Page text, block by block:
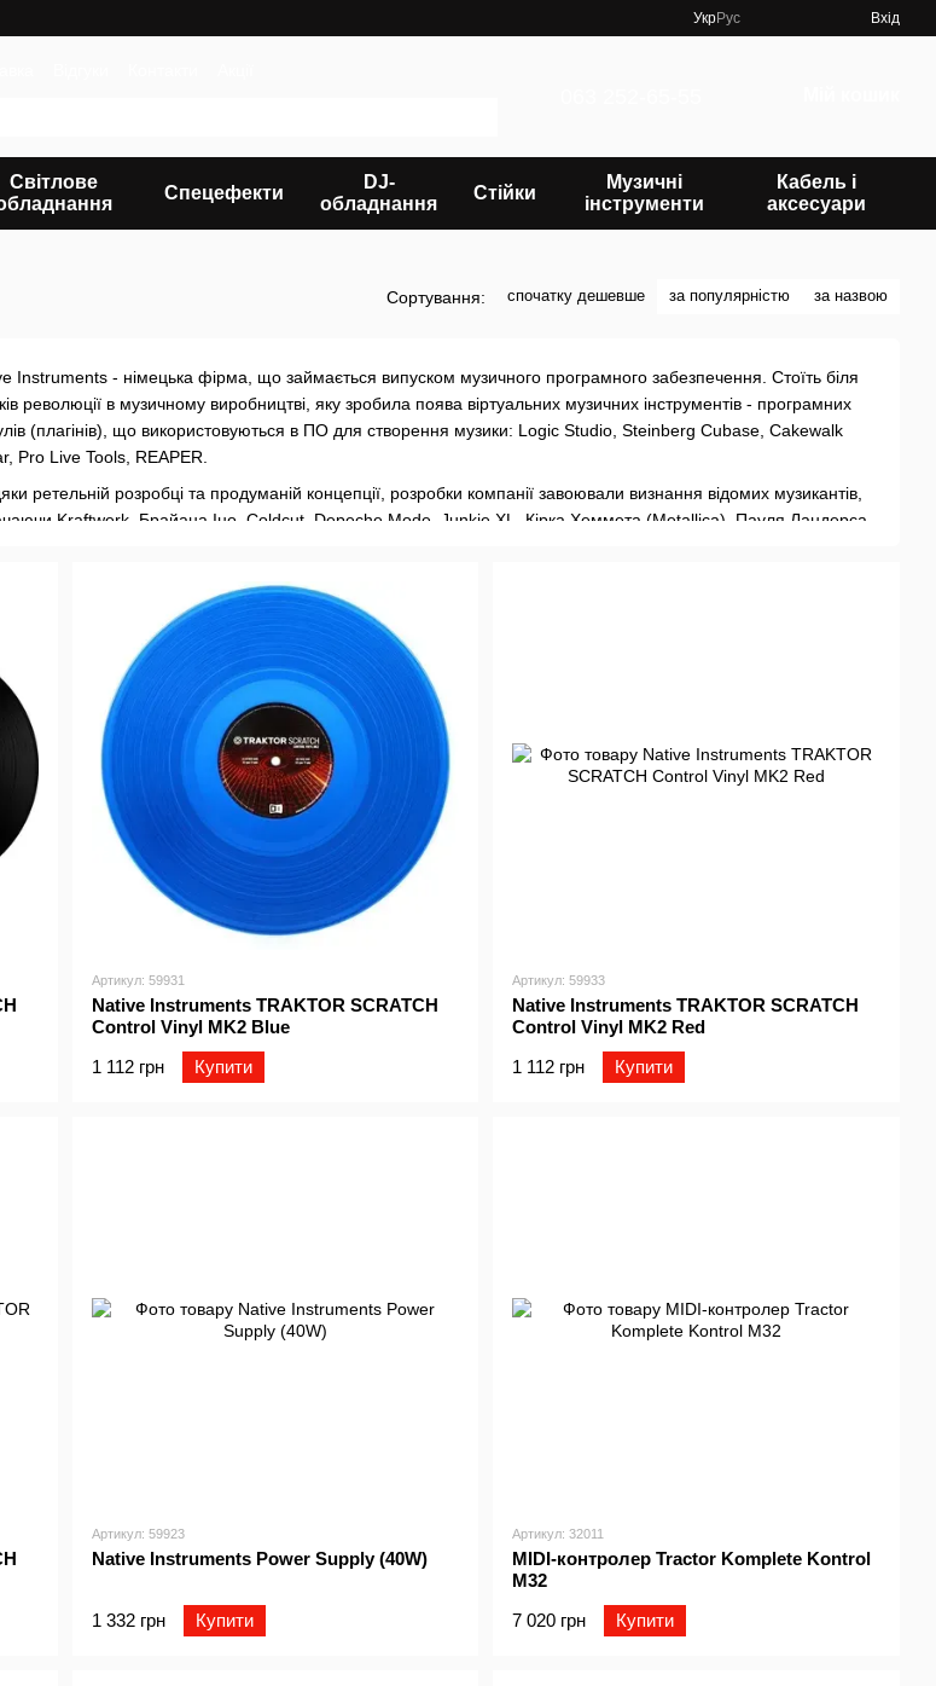
УкрРус Вхід
Світлове
Спецефекти
DJ-
обладнання
Стійки
Музичні
інструменти
Кабель і
аксесуари
Сортування: спочатку дешевше за популярністю за назвою
Instruments - німецька фірма, що займається випуском музичного програмного забезпечення. Стоїть біля
революції в музичному виробництві, яку зробила поява віртуальних музичних інструментів - програмних
(плагінів), що використовуються в ПО для створення музики: Logic Studio, Steinberg Cubase, Cakewalk
Pro Live Tools, REAPER.
ретельній розробці та продуманій концепції, розробки компанії завоювали визнання відомих музикантів,
Kraftwerk, Брайана Іно, Coldcut, Depeche Mode, Junkie XL, Кірка Хеммета (Metallica), Пауля Ландерса
Артикул: 59931
Native Instruments TRAKTOR SCRATCH
Control Vinyl MK2 Blue
1 112 грн
Купити
Артикул: 59933
Native Instruments TRAKTOR SCRATCH
Control Vinyl MK2 Red
1 112 грн
Купити
Артикул: 59923
Native Instruments Power Supply (40W)
1 332 грн Купити
Артикул: 32011
MIDI-контролер Tractor Komplete Kontrol
M32
7 020 грн
Купити